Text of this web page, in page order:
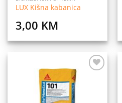
LUX Kišna kabanica
3,00 KM